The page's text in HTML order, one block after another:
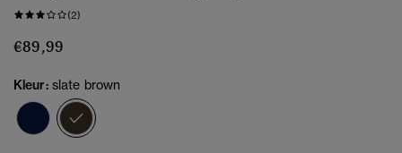
(2)
€89,99
Kleur: slate brown